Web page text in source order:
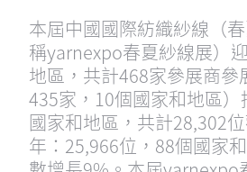
本屆中國國際紡織紗線（
稱yarnexpo春夏紗線展）
地區，共計468家參展商參
435家，10個國家和地區
國家和地區，共計28,302
年：25,966位，88個國家